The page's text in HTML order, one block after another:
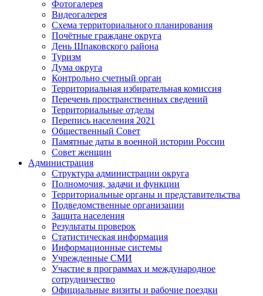
Фотогалерея
Видеогалерея
Схема территориального планирования
Почётные граждане округа
День Шпаковского района
Туризм
Дума округа
Контрольно счетный орган
Территориальная избирательная комиссия
Перечень пространственных сведений
Территориальные отделы
Перепись населения 2021
Общественный Совет
Памятные даты в военной истории России
Совет женщин
Администрация
Структура администрации округа
Полномочия, задачи и функции
Территориальные органы и представительства
Подведомственные организации
Защита населения
Результаты проверок
Статистическая информация
Информационные системы
Учрежденные СМИ
Участие в программах и международное
сотрудничество
Официальные визиты и рабочие поездки